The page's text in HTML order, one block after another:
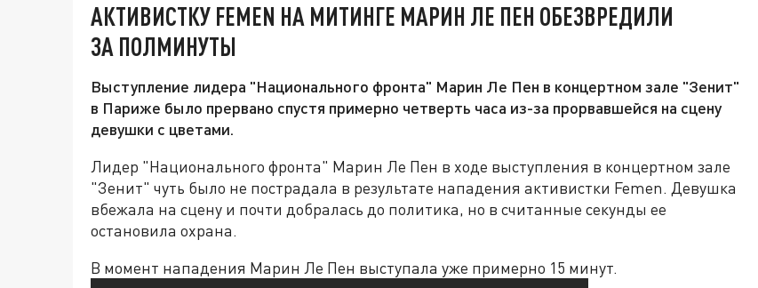
АКТИВИСТКУ FEMEN НА МИТИНГЕ МАРИН ЛЕ ПЕН ОБЕЗВРЕДИЛИ
ЗА ПОЛМИНУТЫ
Выступление лидера "Национального фронта" Марин Ле Пен в концертном зале "Зенит"
в Париже было прервано спустя примерно четверть часа из-за прорвавшейся на сцену
девушки с цветами.
Лидер "Национального фронта" Марин Ле Пен в ходе выступления в концертном зале
"Зенит" чуть было не пострадала в результате нападения активистки Femen. Девушка
вбежала на сцену и почти добралась до политика, но в считанные секунды ее
остановила охрана.
В момент нападения Марин Ле Пен выступала уже примерно 15 минут.